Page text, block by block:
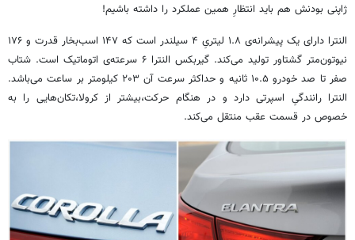
ژاپنی بودنش هم باید انتظارِ همین عملکرد را داشته باشیم!
النترا دارای یک پیشرانه‌ی ۱.۸ لیتریِ ۴ سیلندر است که ۱۴۷ اسب‌بخار قدرت و ۱۷۶
نیوتون‌متر گشتاور تولید می‌کند. گیربکس النترا ۶ سرعته‌ی اتوماتیک است. شتاب
صفر تا صد خودرو ۱۰.۵ ثانیه و حداکثر سرعت آن ۲۰۳ کیلومتر بر ساعت می‌باشد.
النترا رانندگیِ اسپرتی دارد و در هنگام حرکت،بیشتر از کرولا،تکان‌هایی را به
خصوص در قسمت عقب منتقل می‌کند.